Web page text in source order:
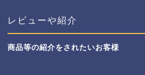
レビューや紹介
商品等の紹介をされたいお客様